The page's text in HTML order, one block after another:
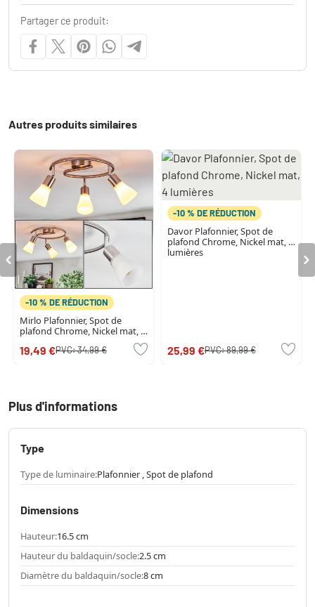
Partager ce produit:
Autres produits similaires
-10 % DE RÉDUCTION
Mirlo Plafonnier, Spot de
plafond Chrome, Nickel mat, 3
19,49 €PVC:34,99 €
-10 % DE RÉDUCTION
Davor Plafonnier, Spot de
plafond Chrome, Nickel mat, 4
lumières
25,99 €PVC:89,99 €
Plus d'informations
Type
Type de luminaire:Plafonnier , Spot de plafond
Dimensions
Hauteur:16.5 cm
Hauteur du baldaquin/socle:2.5 cm
Diamètre du baldaquin/socle:8 cm